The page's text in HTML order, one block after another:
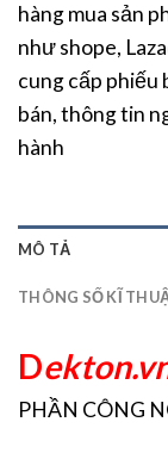
hàng mua sản
như shope,
cung cấp phiếu
bán, thông tin
hành
MÔ TẢ
THÔNG SỐ KĨ
D
PHẦN CÔNG